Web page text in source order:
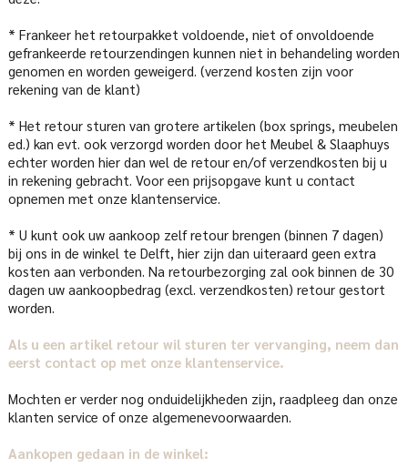
* Frankeer het retourpakket voldoende, niet of onvoldoende
gefrankeerde retourzendingen kunnen niet in behandeling worden
genomen en worden geweigerd. (verzend kosten zijn voor
rekening van de klant)
* Het retour sturen van grotere artikelen (box springs, meubelen
ed.) kan evt. ook verzorgd worden door het Meubel & Slaaphuys
echter worden hier dan wel de retour en/of verzendkosten bij u
in rekening gebracht. Voor een prijsopgave kunt u contact
opnemen met onze klantenservice.
* U kunt ook uw aankoop zelf retour brengen (binnen 7 dagen)
bij ons in de winkel te Delft, hier zijn dan uiteraard geen extra
kosten aan verbonden. Na retourbezorging zal ook binnen de 30
dagen uw aankoopbedrag (excl. verzendkosten) retour gestort
worden.
Als u een artikel retour wil sturen ter vervanging, neem dan
eerst contact op met onze klantenservice.
Mochten er verder nog onduidelijkheden zijn, raadpleeg dan onze
klanten service of onze algemenevoorwaarden.
Aankopen gedaan in de winkel: